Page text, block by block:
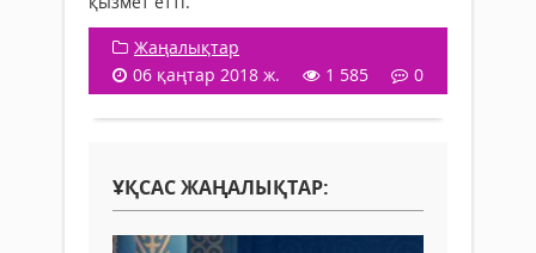
Жаңалықтар
06 қаңтар 2018 ж.
1 585 0
ҰҚСАС ЖАҢАЛЫҚТАР: